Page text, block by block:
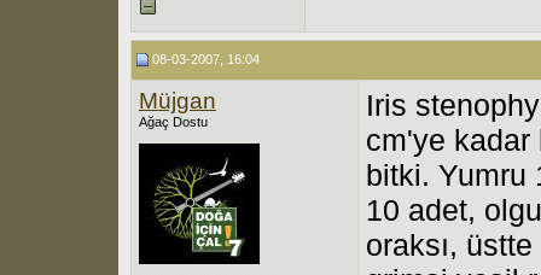
08-03-2007, 16:04
Müjgan
Ağaç Dostu
Iris
cm'ye kadar
bitki. Yumru
10 adet,
oraksı,